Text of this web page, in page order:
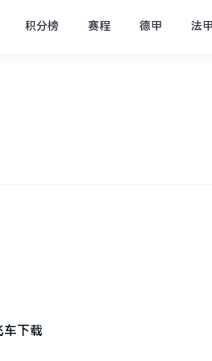
积分榜 赛程 德甲 法甲